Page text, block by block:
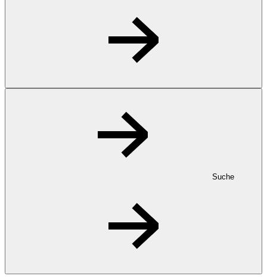
Suche